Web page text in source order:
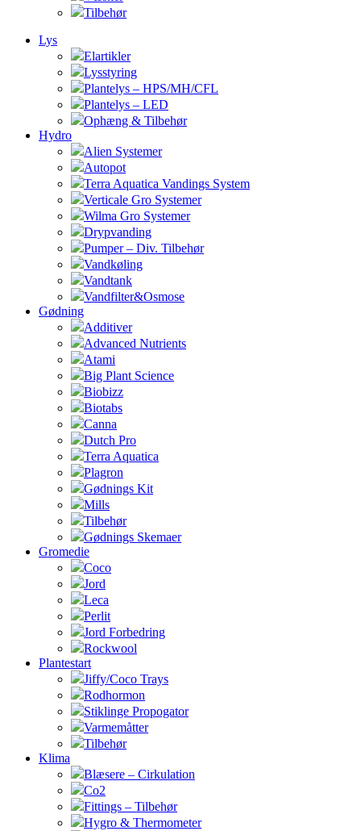
Tilbehør
Lys
Elartikler
Lysstyring
Plantelys – HPS/MH/CFL
Plantelys – LED
Ophæng & Tilbehør
Hydro
Alien Systemer
Autopot
Terra Aquatica Vandings System
Verticale Gro Systemer
Wilma Gro Systemer
Drypvanding
Pumper – Div. Tilbehør
Vandkøling
Vandtank
Vandfilter&Osmose
Gødning
Additiver
Advanced Nutrients
Atami
Big Plant Science
Biobizz
Biotabs
Canna
Dutch Pro
Terra Aquatica
Plagron
Gødnings Kit
Mills
Tilbehør
Gødnings Skemaer
Gromedie
Coco
Jord
Leca
Perlit
Jord Forbedring
Rockwool
Plantestart
Jiffy/Coco Trays
Rodhormon
Stiklinge Propogator
Varmemåtter
Tilbehør
Klima
Blæsere – Cirkulation
Co2
Fittings – Tilbehør
Hygro & Thermometer